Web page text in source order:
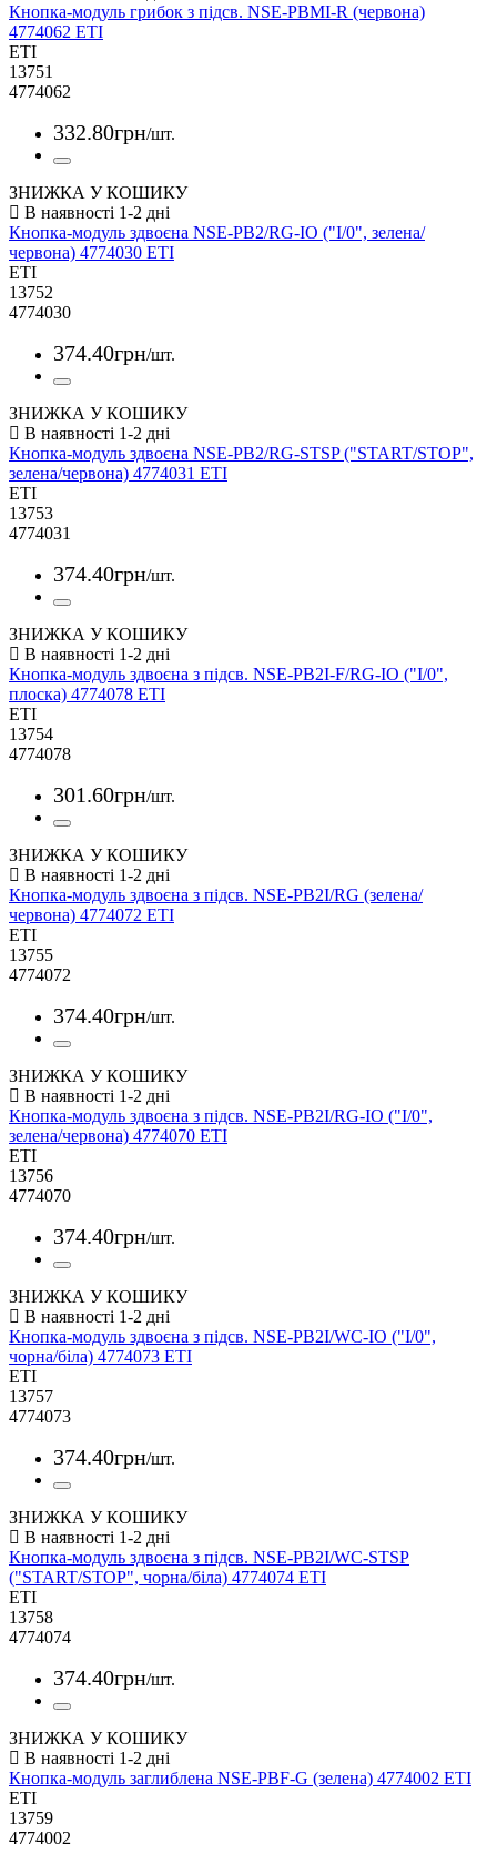
Кнопка-модуль грибок з підсв. NSE-PBMI-R (червона)
4774062 ETI
ETI
13751
4774062
332.80грн/шт.
ЗНИЖКА У КОШИКУ
Кнопка-модуль здвоєна NSE-PB2/RG-IO ("I/0", зелена/
червона) 4774030 ETI
ETI
13752
4774030
374.40грн/шт.
ЗНИЖКА У КОШИКУ
Кнопка-модуль здвоєна NSE-PB2/RG-STSP ("START/STOP",
зелена/червона) 4774031 ETI
ETI
13753
4774031
374.40грн/шт.
ЗНИЖКА У КОШИКУ
Кнопка-модуль здвоєна з підсв. NSE-PB2I-F/RG-IO ("I/0",
плоска) 4774078 ETI
ETI
13754
4774078
301.60грн/шт.
ЗНИЖКА У КОШИКУ
Кнопка-модуль здвоєна з підсв. NSE-PB2I/RG (зелена/
червона) 4774072 ETI
ETI
13755
4774072
374.40грн/шт.
ЗНИЖКА У КОШИКУ
Кнопка-модуль здвоєна з підсв. NSE-PB2I/RG-IO ("I/0",
зелена/червона) 4774070 ETI
ETI
13756
4774070
374.40грн/шт.
ЗНИЖКА У КОШИКУ
Кнопка-модуль здвоєна з підсв. NSE-PB2I/WC-IO ("I/0",
чорна/біла) 4774073 ETI
ETI
13757
4774073
374.40грн/шт.
ЗНИЖКА У КОШИКУ
Кнопка-модуль здвоєна з підсв. NSE-PB2I/WC-STSP
("START/STOP", чорна/біла) 4774074 ETI
ETI
13758
4774074
374.40грн/шт.
ЗНИЖКА У КОШИКУ
Кнопка-модуль заглиблена NSE-PBF-G (зелена) 4774002 ETI
ETI
13759
4774002